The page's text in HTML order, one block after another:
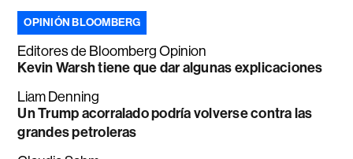
OPINIÓN BLOOMBERG
Editores de Bloomberg Opinion
Kevin Warsh tiene que dar algunas explicaciones
Liam Denning
Un Trump acorralado podría volverse contra las
grandes petroleras